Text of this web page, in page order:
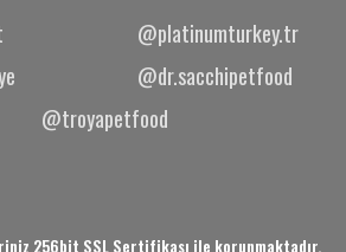
@platinumturkey.tr
@dr.sacchipetfood
@troyapetfood
256bit SSL Sertifikası ile korunmaktadır.